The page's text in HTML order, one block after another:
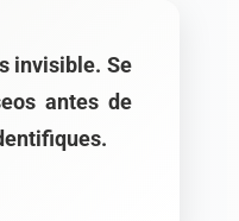
invisible. Se
antes de